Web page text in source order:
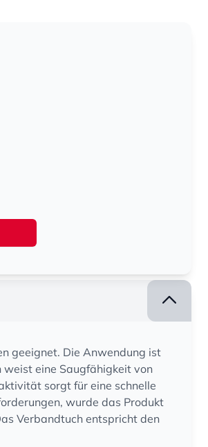
geeignet. Die Anwendung ist
weist eine Saugfähigkeit von
sorgt für eine schnelle
wurde das Produkt
Verbandtuch entspricht den